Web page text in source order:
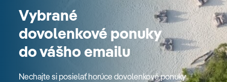
Vybrané
dovolenkové ponuky
do vášho emailu
Nechajte si posielať horúce dovolenkové ponuky